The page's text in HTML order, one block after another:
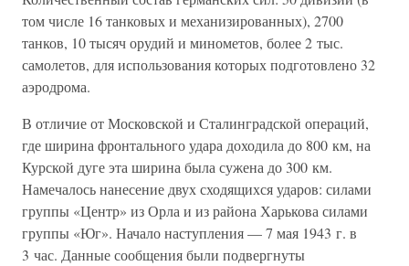
том числе 16 танковых и механизированных), 2700
танков, 10 тысяч орудий и минометов, более 2 тыс.
самолетов, для использования которых подготовлено 32
аэродрома.
В отличие от Московской и Сталинградской операций,
где ширина фронтального удара доходила до 800 км, на
Курской дуге эта ширина была сужена до 300 км.
Намечалось нанесение двух сходящихся ударов: силами
группы «Центр» из Орла и из района Харькова силами
группы «Юг». Начало наступления — 7 мая 1943 г. в
3 час. Данные сообщения были подвергнуты